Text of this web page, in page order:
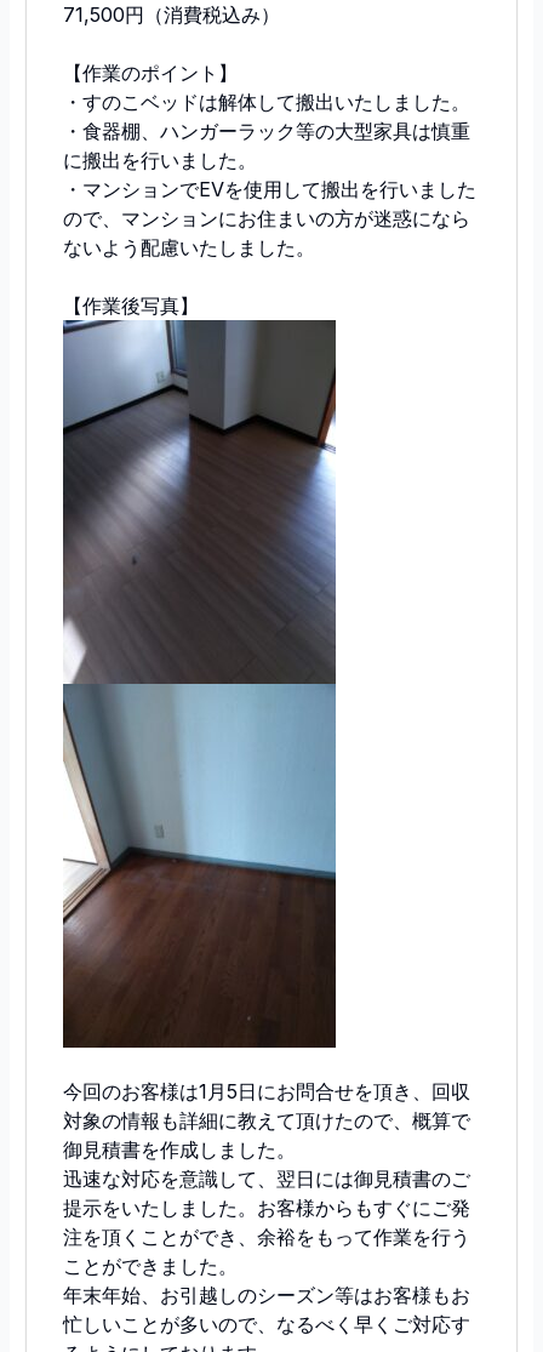
71,500円（消費税込み）
【作業のポイント】
・すのこベッドは解体して搬出いたしました。
・食器棚、ハンガーラック等の大型家具は慎重
に搬出を行いました。
・マンションでEVを使用して搬出を行いました
ので、マンションにお住まいの方が迷惑になら
ないよう配慮いたしました。
【作業後写真】
今回のお客様は1月5日にお問合せを頂き、回収
対象の情報も詳細に教えて頂けたので、概算で
御見積書を作成しました。
迅速な対応を意識して、翌日には御見積書のご
提示をいたしました。お客様からもすぐにご発
注を頂くことができ、余裕をもって作業を行う
ことができました。
年末年始、お引越しのシーズン等はお客様もお
忙しいことが多いので、なるべく早くご対応す